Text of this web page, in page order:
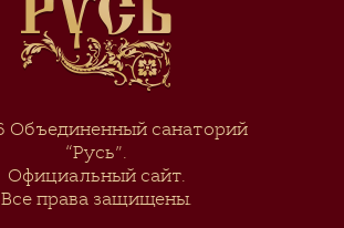
Объединенный санаторий
“Русь”.
Официальный сайт.
Все права защищены.